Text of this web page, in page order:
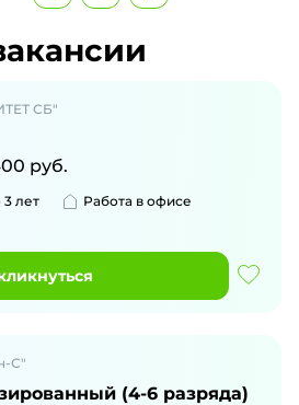
СБ"
руб.
3 лет
Работа в офисе
С"
(4-6 разряда)